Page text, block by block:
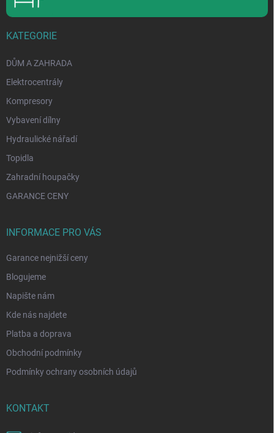
KATEGORIE
DŮM A ZAHRADA
Elektrocentrály
Kompresory
Vybavení dílny
Hydraulické nářadí
Topidla
Zahradní houpačky
GARANCE CENY
INFORMACE PRO VÁS
Garance nejnižší ceny
Blogujeme
Napište nám
Kde nás najdete
Platba a doprava
Obchodní podmínky
Podmínky ochrany osobních údajů
KONTAKT